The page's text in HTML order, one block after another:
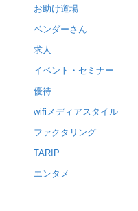
お助け道場
ベンダーさん
求人
イベント・セミナー
優待
wifiメディアスタイル
ファクタリング
TARIP
エンタメ